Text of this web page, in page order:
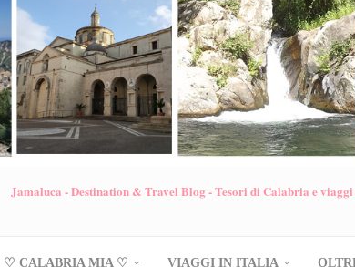
Jamaluca - Destination & Travel Blog - Tesori di Calabria e
♡ CALABRIA MIA ♡ VIAGGI IN ITALIA